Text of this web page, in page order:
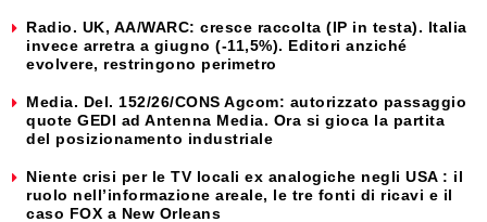
Radio. UK, AA/WARC: cresce raccolta (IP in testa). Italia
invece arretra a giugno (-11,5%). Editori anziché
evolvere, restringono perimetro
Media. Del. 152/26/CONS Agcom: autorizzato passaggio
quote GEDI ad Antenna Media. Ora si gioca la partita
del posizionamento industriale
Niente crisi per le TV locali ex analogiche negli USA : il
ruolo nell’informazione areale, le tre fonti di ricavi e il
caso FOX a New Orleans